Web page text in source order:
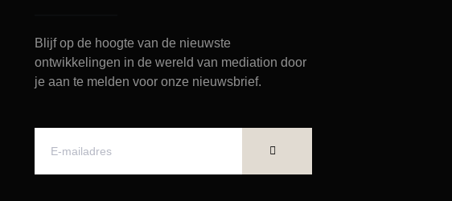
Blijf op de hoogte van de nieuwste
ontwikkelingen in de wereld van mediation door
je aan te melden voor onze nieuwsbrief.